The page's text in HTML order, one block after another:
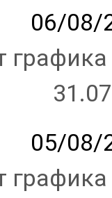
06/08/
05/08/